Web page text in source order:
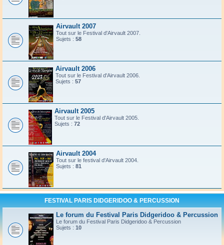
Airvault 2007
Tout sur le Festival d'Airvault 2007.
Sujets : 58
Airvault 2006
Tout sur le Festival d'Airvault 2006.
Sujets : 57
Airvault 2005
Tout sur le Festival d'Airvault 2005.
Sujets : 72
Airvault 2004
Tout sur le festival d'Airvault 2004.
Sujets : 81
FESTIVAL PARIS DIDGERIDOO & PERCUSSION
Le forum du Festival Paris Didgeridoo & Percussion
Le forum du Festival Paris Didgeridoo & Percussion
Sujets : 10